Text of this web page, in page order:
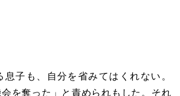
子も、自分を省みてはくれない。
会を奪った」と責められもした。それ